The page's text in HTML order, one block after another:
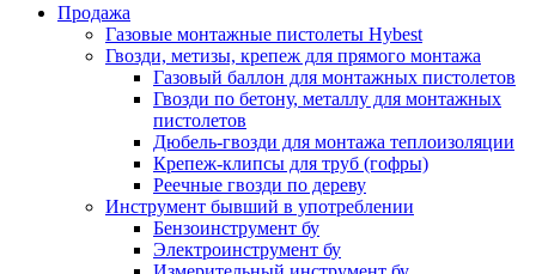
Продажа
Газовые монтажные пистолеты Hybest
Гвозди, метизы, крепеж для прямого монтажа
Газовый баллон для монтажных пистолетов
Гвозди по бетону, металлу для монтажных
пистолетов
Дюбель-гвозди для монтажа теплоизоляции
Крепеж-клипсы для труб (гофры)
Реечные гвозди по дереву
Инструмент бывший в употреблении
Бензоинструмент бу
Электроинструмент бу